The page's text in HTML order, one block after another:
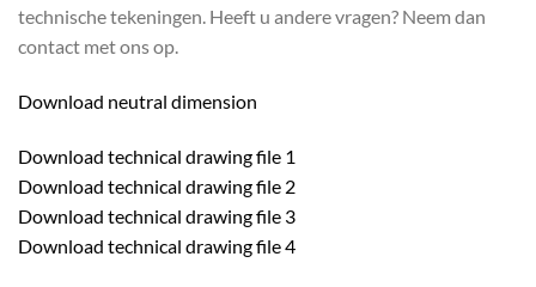
technische tekeningen. Heeft u andere vragen? Neem dan
contact met ons op.
Download neutral dimension
Download technical drawing file 1
Download technical drawing file 2
Download technical drawing file 3
Download technical drawing file 4